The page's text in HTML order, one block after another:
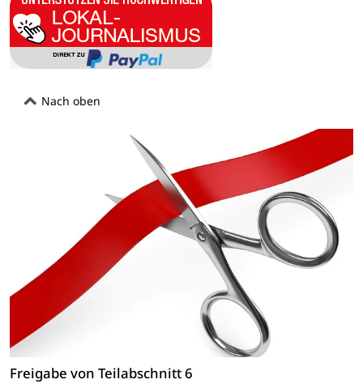
Nach oben
Freigabe von Teilabschnitt 6